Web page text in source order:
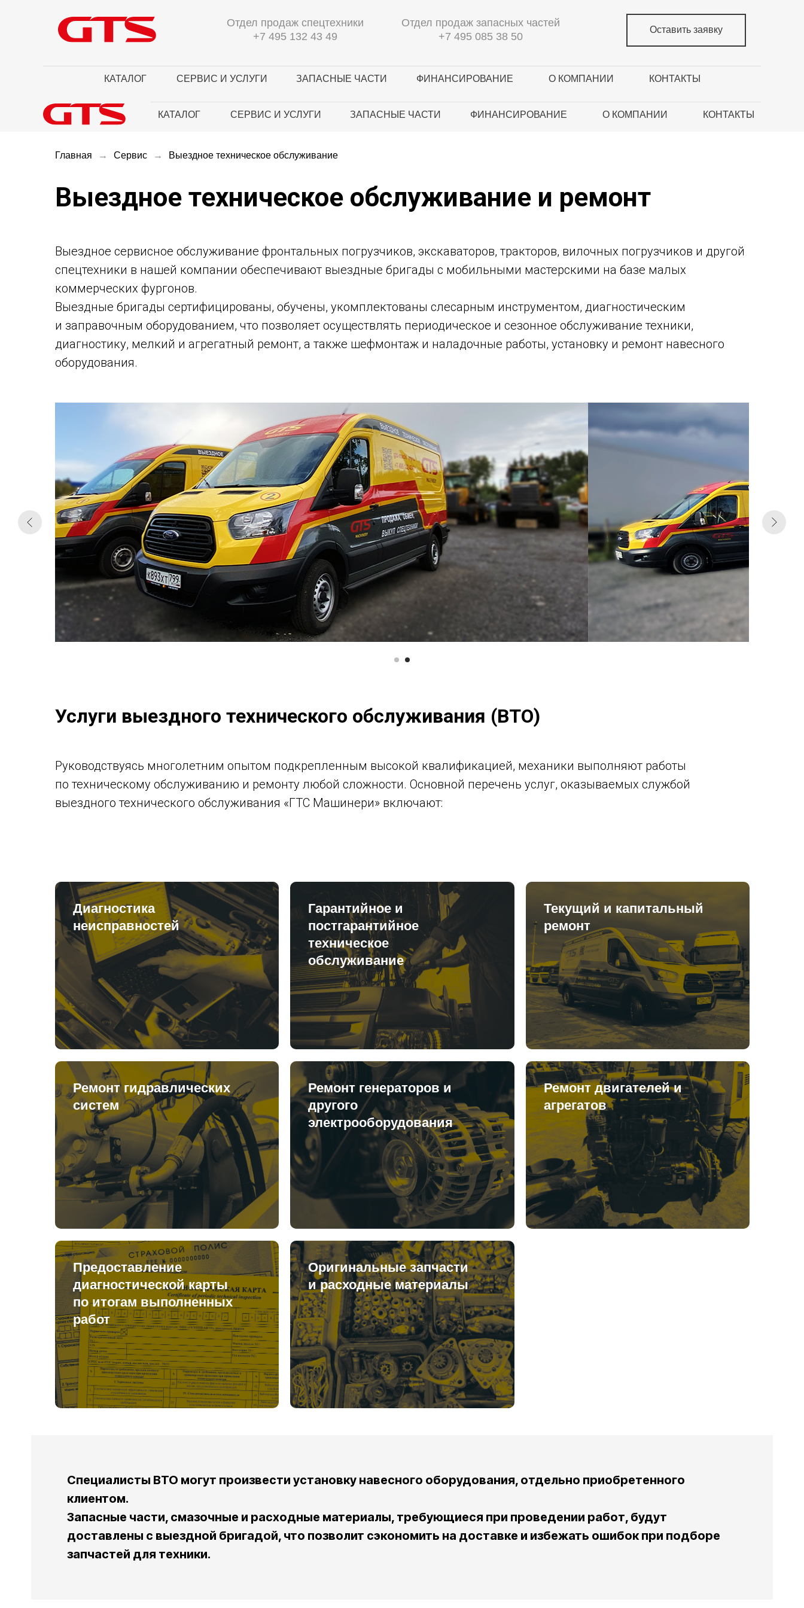
Отдел продаж спецтехники
+7 495 132 43 49
Отдел продаж запасных частей
+7 495 085 38 50
Оставить заявку
КАТАЛОГ СЕРВИС И УСЛУГИ ЗАПАСНЫЕ ЧАСТИ О КОМПАНИИ
ФИНАНСИРОВАНИЕ КОНТАКТЫ
КАТАЛОГ СЕРВИС И УСЛУГИ ЗАПАСНЫЕ ЧАСТИ О КОМПАНИИ
ФИНАНСИРОВАНИЕ КОНТАКТЫ
Главная → Сервис → Выездное техническое обслуживание
Выездное техническое обслуживание и ремонт
Выездное сервисное обслуживание фронтальных погрузчиков, экскаваторов, тракторов, вилочных погрузчиков и другой
спецтехники в нашей компании обеспечивают выездные бригады с мобильными мастерскими на базе малых
коммерческих фургонов.
Выездные бригады сертифицированы, обучены, укомплектованы слесарным инструментом, диагностическим
и заправочным оборудованием, что позволяет осуществлять периодическое и сезонное обслуживание техники,
диагностику, мелкий и агрегатный ремонт, а также шефмонтаж и наладочные работы, установку и ремонт навесного
оборудования.
Услуги выездного технического обслуживания (ВТО)
Руководствуясь многолетним опытом подкрепленным высокой квалификацией, механики выполняют работы
по техническому обслуживанию и ремонту любой сложности. Основной перечень услуг, оказываемых службой
выездного технического обслуживания «ГТС Машинери» включают:
Диагностика
неисправностей
Гарантийное и
постгарантийное
техническое
обслуживание
Текущий и капитальный
ремонт
Ремонт гидравлических
систем
Ремонт генераторов и
другого
электрооборудования
Ремонт двигателей и
агрегатов
Предоставление
диагностической карты
по итогам выполненных
работ
Оригинальные запчасти
и расходные материалы
Специалисты ВТО могут произвести установку навесного оборудования, отдельно приобретенного
клиентом.
Запасные части, смазочные и расходные материалы, требующиеся при проведении работ, будут
доставлены с выездной бригадой, что позволит сэкономить на доставке и избежать ошибок при подборе
запчастей для техники.